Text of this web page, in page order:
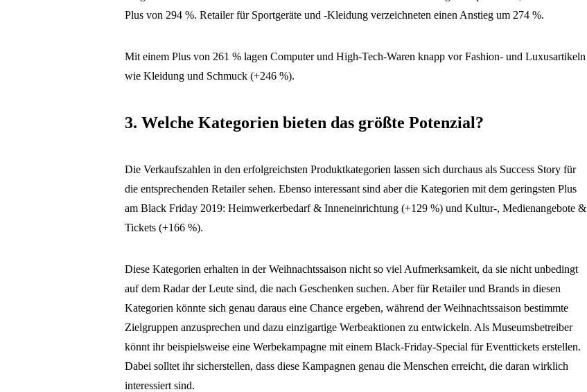
Plus von 294 %. Retailer für Sportgeräte und -Kleidung verzeichneten einen Anstieg um 274 %.
Mit einem Plus von 261 % lagen Computer und High-Tech-Waren knapp vor Fashion- und Luxusartikeln
wie Kleidung und Schmuck (+246 %).
3. Welche Kategorien bieten das größte Potenzial?
Die Verkaufszahlen in den erfolgreichsten Produktkategorien lassen sich durchaus als Success Story für
die entsprechenden Retailer sehen. Ebenso interessant sind aber die Kategorien mit dem geringsten Plus
am Black Friday 2019: Heimwerkerbedarf & Inneneinrichtung (+129 %) und Kultur-, Medienangebote &
Tickets (+166 %).
Diese Kategorien erhalten in der Weihnachtssaison nicht so viel Aufmerksamkeit, da sie nicht unbedingt
auf dem Radar der Leute sind, die nach Geschenken suchen. Aber für Retailer und Brands in diesen
Kategorien könnte sich genau daraus eine Chance ergeben, während der Weihnachtssaison bestimmte
Zielgruppen anzusprechen und dazu einzigartige Werbeaktionen zu entwickeln. Als Museumsbetreiber
könnt ihr beispielsweise eine Werbekampagne mit einem Black-Friday-Special für Eventtickets erstellen.
Dabei solltet ihr sicherstellen, dass diese Kampagnen genau die Menschen erreicht, die daran wirklich
interessiert sind.